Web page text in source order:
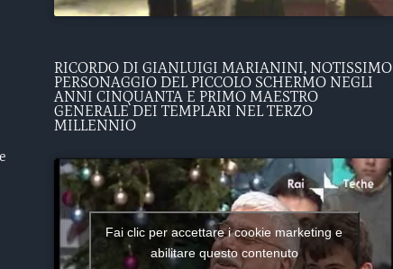
RICORDO DI GIANLUIGI MARIANINI, NOTISSIMO
PERSONAGGIO DEL PICCOLO SCHERMO NEGLI
ANNI CINQUANTA E PRIMO MAESTRO
GENERALE DEI TEMPLARI NEL TERZO
MILLENNIO
Fai clic per accettare i cookie marketing e
abilitare questo contenuto